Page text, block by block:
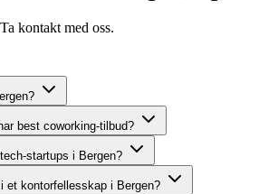
kontakt med oss.
best coworking-tilbud?
startups i Bergen?
et kontorfellesskap i Bergen?